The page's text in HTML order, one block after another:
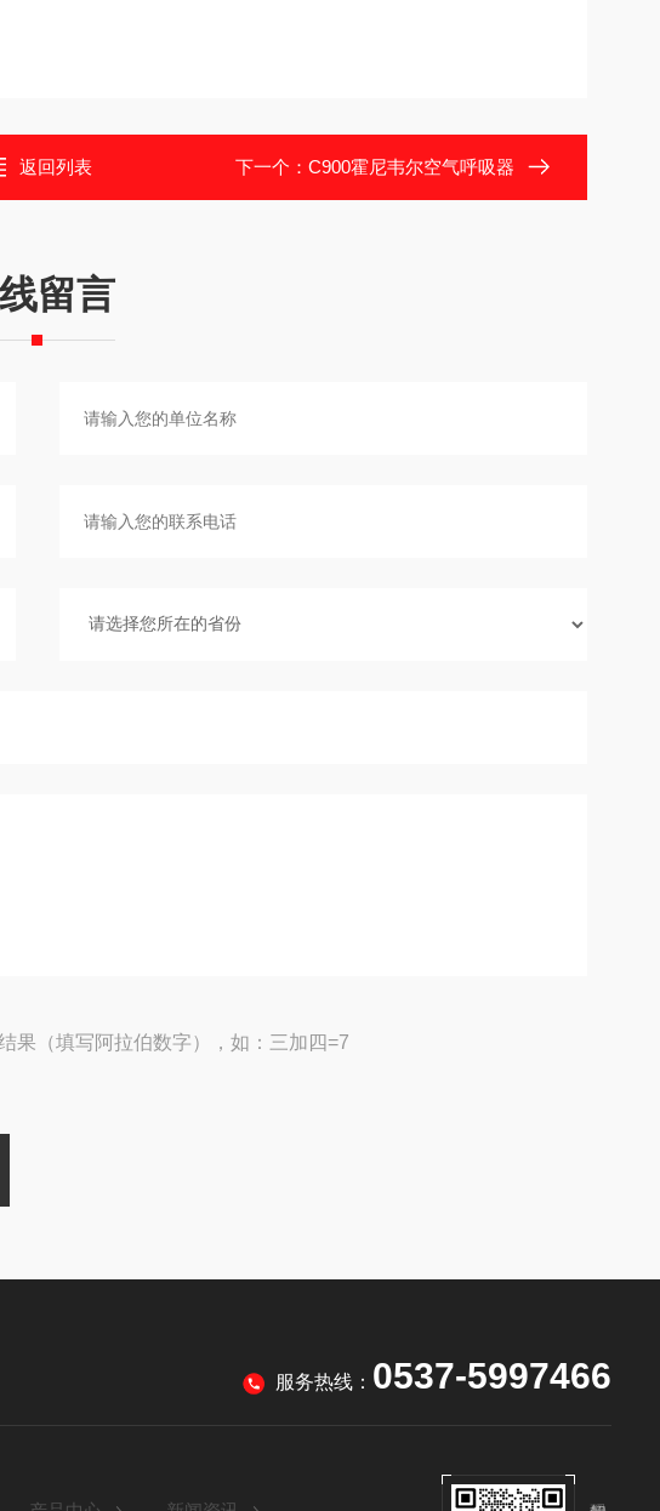
返回列表 下一个： C900霍尼韦尔空气呼吸器
留言
果（填写阿拉伯数字），如：三加四=7
服务热线： 0537-5997466